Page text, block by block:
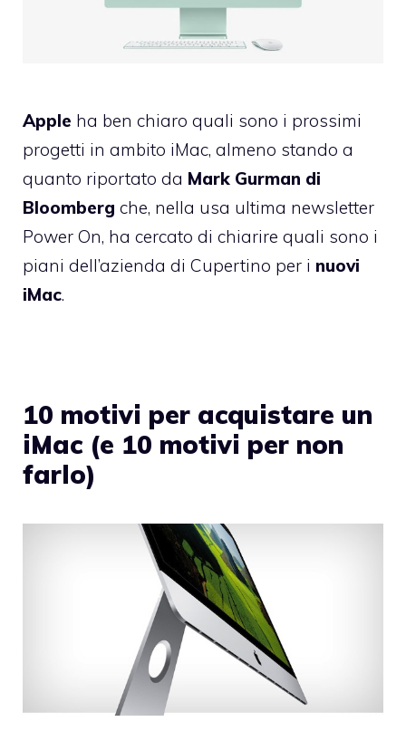
Apple ha ben chiaro quali sono i prossimi
progetti in ambito iMac, almeno stando a
quanto riportato da Mark Gurman di
Bloomberg che, nella usa ultima newsletter
Power On, ha cercato di chiarire quali sono i
piani dell’azienda di Cupertino per i nuovi
iMac.
10 motivi per acquistare un
iMac (e 10 motivi per non
farlo)